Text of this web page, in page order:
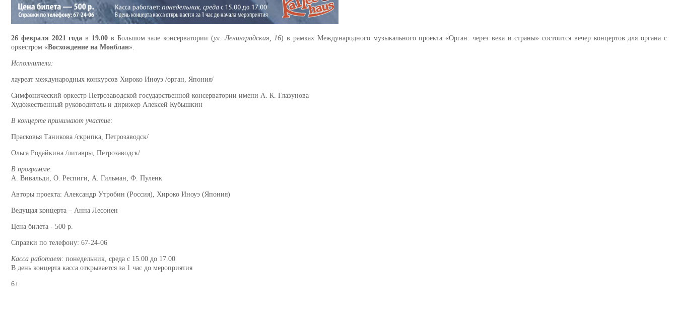
26 февраля 2021 года в 19.00в Большом зале консерватории (ул. Ленинградская, 16) в рамках Международного музыкального проекта «Орган: через века и страны»состоится вечер концертов для органа с
оркестром «Восхождение на Монблан».
Исполнители:
лауреат международных конкурсов Хироко Иноуэ /орган, Япония/
Симфонический оркестр Петрозаводской государственной консерватории имени А. К. Глазунова
Художественный руководитель и дирижер Алексей Кубышкин
В концерте принимают участие:
Прасковья Таникова /скрипка, Петрозаводск/
Ольга Родайкина /литавры, Петрозаводск/
В программе:
А. Вивальди, О. Респиги, А. Гильман, Ф. Пуленк
Авторы проекта: Александр Утробин (Россия), Хироко Иноуэ (Япония)
Ведущая концерта – Анна Лесонен
Цена билета - 500 р.
Справки по телефону: 67-24-06
Касса работает: понедельник, среда с 15.00 до 17.00
В день концерта касса открывается за 1 час до мероприятия
6+